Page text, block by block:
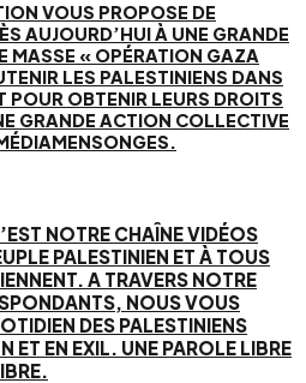
VOUS PROPOSE DE
AUJOURD’HUI À UNE GRANDE
MASSE « OPÉRATION GAZA
LES PALESTINIENS DANS
POUR OBTENIR LEURS DROITS
GRANDE ACTION COLLECTIVE
NOTRE CHAÎNE VIDÉOS
PALESTINIEN ET À TOUS
A TRAVERS NOTRE
NOUS VOUS
DES PALESTINIENS
ET EN EXIL. UNE PAROLE LIBRE